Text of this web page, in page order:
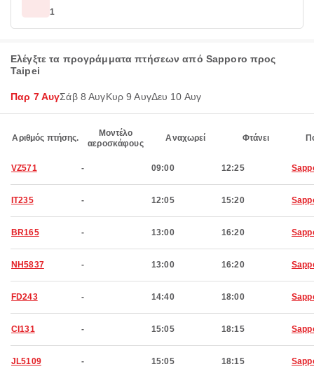
1
Ελέγξτε τα προγράμματα πτήσεων από Sapporo προς
Taipei
Παρ 7 ΑυγΣάβ 8 ΑυγΚυρ 9 ΑυγΔευ 10 Αυγ
Αριθμός πτήσης.
Μοντέλο
αεροσκάφους
Αναχωρεί Φτάνει
VZ571 - 09:00 12:25
IT235 - 12:05 15:20
BR165 - 13:00 16:20
NH5837 - 13:00 16:20
FD243 - 14:40 18:00
CI131 - 15:05 18:15
JL5109 - 15:05 18:15